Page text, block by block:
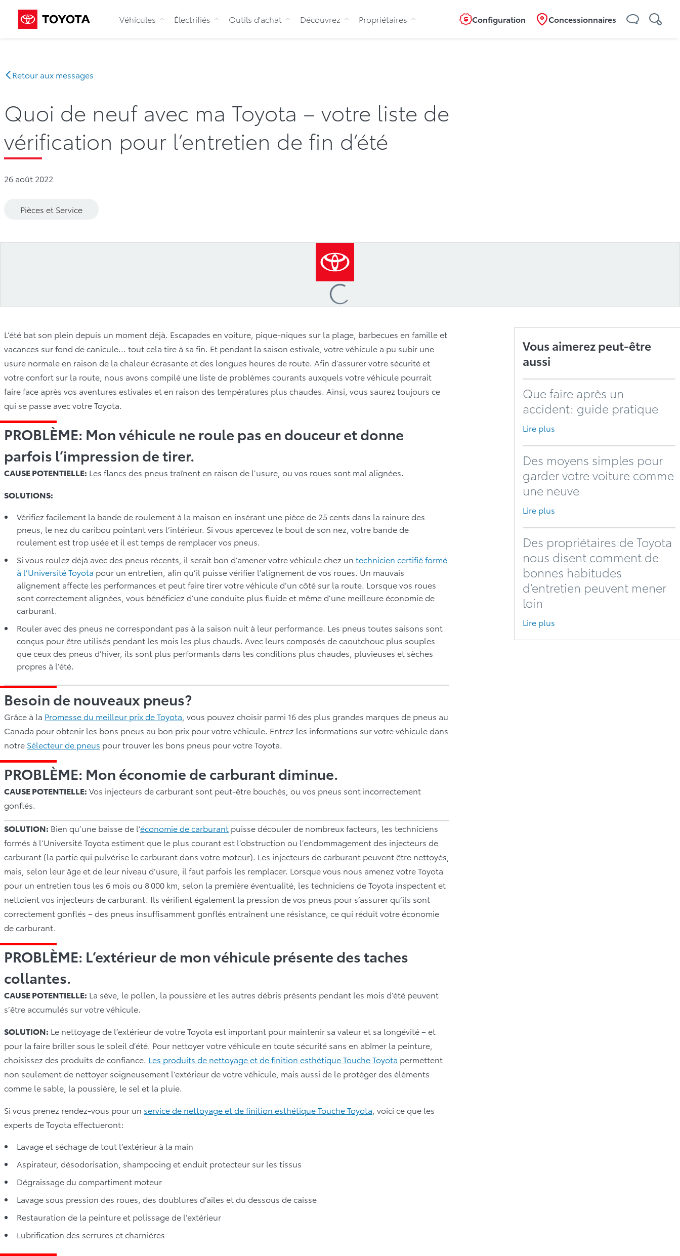
Véhicules Électrifiés Outils d'achat Découvrez Propriétaires Configuration Concessionnaires
Retour aux messages
Quoi de neuf avec ma Toyota – votre liste de
vérification pour l’entretien de fin d’été
26 août 2022
Pièces et Service
Loading
L’été bat son plein depuis un moment déjà. Escapades en voiture, pique-niques sur la plage, barbecues en famille et
vacances sur fond de canicule... tout cela tire à sa fin. Et pendant la saison estivale, votre véhicule a pu subir une
usure normale en raison de la chaleur écrasante et des longues heures de route. Afin d’assurer votre sécurité et
votre confort sur la route, nous avons compilé une liste de problèmes courants auxquels votre véhicule pourrait
faire face après vos aventures estivales et en raison des températures plus chaudes. Ainsi, vous saurez toujours ce
qui se passe avec votre Toyota.
PROBLÈME: Mon véhicule ne roule pas en douceur et donne
parfois l’impression de tirer.
CAUSE POTENTIELLE: Les flancs des pneus traînent en raison de l’usure, ou vos roues sont mal alignées.
SOLUTIONS:
Vérifiez facilement la bande de roulement à la maison en insérant une pièce de 25 cents dans la rainure des
pneus, le nez du caribou pointant vers l’intérieur. Si vous apercevez le bout de son nez, votre bande de
roulement est trop usée et il est temps de remplacer vos pneus.
Si vous roulez déjà avec des pneus récents, il serait bon d’amener votre véhicule chez un technicien certifié formé
à l’Université Toyota pour un entretien, afin qu’il puisse vérifier l’alignement de vos roues. Un mauvais
alignement affecte les performances et peut faire tirer votre véhicule d’un côté sur la route. Lorsque vos roues
sont correctement alignées, vous bénéficiez d’une conduite plus fluide et même d’une meilleure économie de
carburant.
Rouler avec des pneus ne correspondant pas à la saison nuit à leur performance. Les pneus toutes saisons sont
conçus pour être utilisés pendant les mois les plus chauds. Avec leurs composés de caoutchouc plus souples
que ceux des pneus d’hiver, ils sont plus performants dans les conditions plus chaudes, pluvieuses et sèches
propres à l’été.
Besoin de nouveaux pneus?
Grâce à la Promesse du meilleur prix de Toyota , vous pouvez choisir parmi 16 des plus grandes marques de pneus au
Canada pour obtenir les bons pneus au bon prix pour votre véhicule. Entrez les informations sur votre véhicule dans
notre Sélecteur de pneus pour trouver les bons pneus pour votre Toyota.
PROBLÈME: Mon économie de carburant diminue.
CAUSE POTENTIELLE: Vos injecteurs de carburant sont peut-être bouchés, ou vos pneus sont incorrectement
gonflés.
SOLUTION: Bien qu’une baisse de l’économie de carburant puisse découler de nombreux facteurs, les techniciens
formés à l’Université Toyota estiment que le plus courant est l’obstruction ou l’endommagement des injecteurs de
carburant (la partie qui pulvérise le carburant dans votre moteur). Les injecteurs de carburant peuvent être nettoyés,
mais, selon leur âge et de leur niveau d’usure, il faut parfois les remplacer. Lorsque vous nous amenez votre Toyota
pour un entretien tous les 6 mois ou 8 000 km, selon la première éventualité, les techniciens de Toyota inspectent et
nettoient vos injecteurs de carburant. Ils vérifient également la pression de vos pneus pour s’assurer qu’ils sont
correctement gonflés – des pneus insuffisamment gonflés entraînent une résistance, ce qui réduit votre économie
de carburant.
PROBLÈME: L’extérieur de mon véhicule présente des taches
collantes.
CAUSE POTENTIELLE: La sève, le pollen, la poussière et les autres débris présents pendant les mois d’été peuvent
s’être accumulés sur votre véhicule.
SOLUTION: Le nettoyage de l’extérieur de votre Toyota est important pour maintenir sa valeur et sa longévité – et
pour la faire briller sous le soleil d’été. Pour nettoyer votre véhicule en toute sécurité sans en abîmer la peinture,
choisissez des produits de confiance. Les produits de nettoyage et de finition esthétique Touche Toyota permettent
non seulement de nettoyer soigneusement l’extérieur de votre véhicule, mais aussi de le protéger des éléments
comme le sable, la poussière, le sel et la pluie.
Si vous prenez rendez-vous pour un service de nettoyage et de finition esthétique Touche Toyota , voici ce que les
experts de Toyota effectueront:
Lavage et séchage de tout l’extérieur à la main
Aspirateur, désodorisation, shampooing et enduit protecteur sur les tissus
Dégraissage du compartiment moteur
Lavage sous pression des roues, des doublures d’ailes et du dessous de caisse
Restauration de la peinture et polissage de l’extérieur
Lubrification des serrures et charnières
Vous aimerez peut-être
aussi
Que faire après un
accident: guide pratique
Lire plus
Des moyens simples pour
garder votre voiture comme
une neuve
Lire plus
Des propriétaires de Toyota
nous disent comment de
bonnes habitudes
d’entretien peuvent mener
loin
Lire plus